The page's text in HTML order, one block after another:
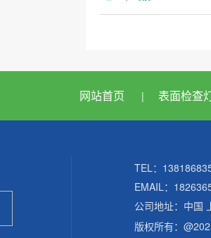
网站首页 | 表面检查
TEL：
EMAIL：
公司地址：中国
版权所有：